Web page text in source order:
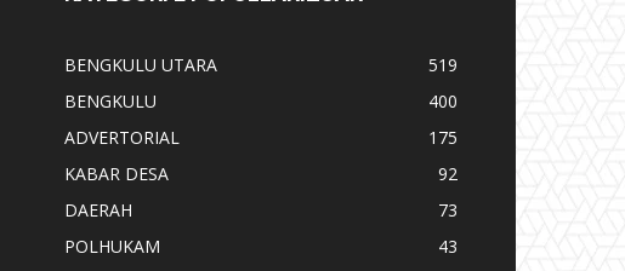
BENGKULU UTARA
519
BENGKULU
400
ADVERTORIAL
175
KABAR DESA
92
DAERAH
73
POLHUKAM
43